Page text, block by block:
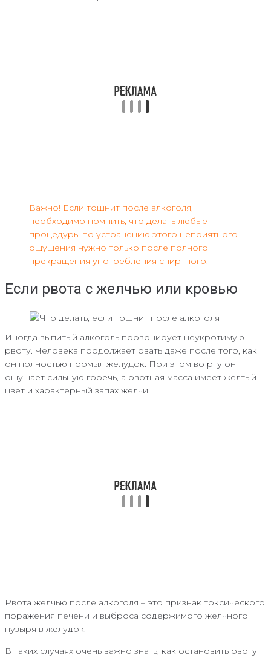
Важно! Если тошнит после алкоголя,
необходимо помнить, что делать любые
процедуры по устранению этого неприятного
ощущения нужно только после полного
прекращения употребления спиртного.
Если рвота с желчью или кровью
Иногда выпитый алкоголь провоцирует неукротимую
рвоту. Человека продолжает рвать даже после того, как
он полностью промыл желудок. При этом во рту он
ощущает сильную горечь, а рвотная масса имеет жёлтый
цвет и характерный запах желчи.
Рвота желчью после алкоголя – это признак токсического
поражения печени и выброса содержимого желчного
пузыря в желудок.
В таких случаях очень важно знать, как остановить рвоту